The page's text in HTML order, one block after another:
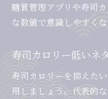
糖質管理アプリや寿司
な数値で意識しやすくな
寿司カロリー低いネ
寿司カロリーを抑えた
用しましょう。代表的